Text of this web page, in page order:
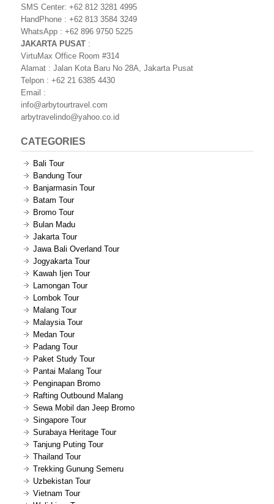
SMS Center: +62 812 3281 4995
HandPhone : +62 813 3584 3249
WhatsApp : +62 896 9750 5225
JAKARTA PUSAT :
VirtuMax Office Room #314
Alamat : Jalan Kota Baru No 28A, Jakarta Pusat
Telpon : +62 21 6385 4430
Email :
info@arbytourtravel.com
arbytravelindo@yahoo.co.id
CATEGORIES
Bali Tour
Bandung Tour
Banjarmasin Tour
Batam Tour
Bromo Tour
Bulan Madu
Jakarta Tour
Jawa Bali Overland Tour
Jogyakarta Tour
Kawah Ijen Tour
Lamongan Tour
Lombok Tour
Malang Tour
Malaysia Tour
Medan Tour
Padang Tour
Paket Study Tour
Pantai Malang Tour
Penginapan Bromo
Rafting Outbound Malang
Sewa Mobil dan Jeep Bromo
Singapore Tour
Surabaya Heritage Tour
Tanjung Puting Tour
Thailand Tour
Trekking Gunung Semeru
Uzbekistan Tour
Vietnam Tour